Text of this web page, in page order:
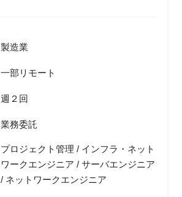
製造業
一部リモート
週２回
業務委託
プロジェクト管理 / インフラ・ネット
ワークエンジニア / サーバエンジニア
/ ネットワークエンジニア